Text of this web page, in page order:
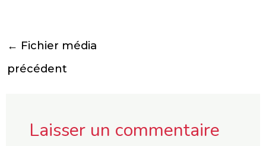
← Fichier média
précédent
Laisser un commentaire